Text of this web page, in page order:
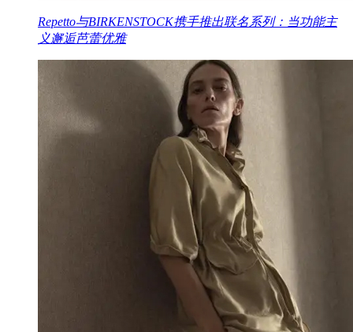
Repetto与BIRKENSTOCK携手推出联名系列：当功能主
义邂逅芭蕾优雅